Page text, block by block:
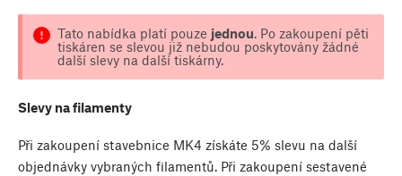
Tato nabídka platí pouze jednou. Po zakoupení pěti
tiskáren se slevou již nebudou poskytovány žádné
další slevy na další tiskárny.
Slevy na filamenty
Při zakoupení stavebnice MK4 získáte 5% slevu na další
objednávky vybraných filamentů. Při zakoupení sestavené